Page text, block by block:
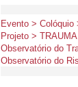
Evento >
Projeto > TRAUMA
Observatório do
Observatório do